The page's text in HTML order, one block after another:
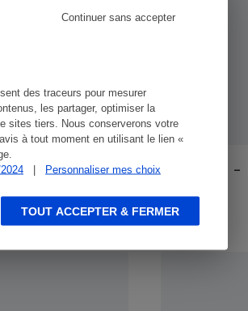
des traceurs pour mesurer
les partager, optimiser la
sites tiers. Nous conserverons votre
à tout moment en utilisant le lien «
| Personnaliser mes choix
Continuer sans accepter
TOUT ACCEPTER & FERMER
Bien cerner
Retraite